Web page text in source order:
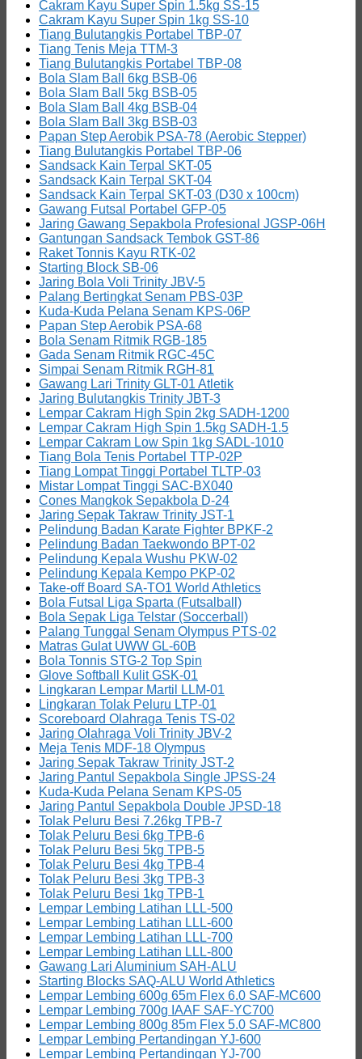
Cakram Kayu Super Spin 1.5kg SS-15
Cakram Kayu Super Spin 1kg SS-10
Tiang Bulutangkis Portabel TBP-07
Tiang Tenis Meja TTM-3
Tiang Bulutangkis Portabel TBP-08
Bola Slam Ball 6kg BSB-06
Bola Slam Ball 5kg BSB-05
Bola Slam Ball 4kg BSB-04
Bola Slam Ball 3kg BSB-03
Papan Step Aerobik PSA-78 (Aerobic Stepper)
Tiang Bulutangkis Portabel TBP-06
Sandsack Kain Terpal SKT-05
Sandsack Kain Terpal SKT-04
Sandsack Kain Terpal SKT-03 (D30 x 100cm)
Gawang Futsal Portabel GFP-05
Jaring Gawang Sepakbola Profesional JGSP-06H
Gantungan Sandsack Tembok GST-86
Raket Tonnis Kayu RTK-02
Starting Block SB-06
Jaring Bola Voli Trinity JBV-5
Palang Bertingkat Senam PBS-03P
Kuda-Kuda Pelana Senam KPS-06P
Papan Step Aerobik PSA-68
Bola Senam Ritmik RGB-185
Gada Senam Ritmik RGC-45C
Simpai Senam Ritmik RGH-81
Gawang Lari Trinity GLT-01 Atletik
Jaring Bulutangkis Trinity JBT-3
Lempar Cakram High Spin 2kg SADH-1200
Lempar Cakram High Spin 1.5kg SADH-1.5
Lempar Cakram Low Spin 1kg SADL-1010
Tiang Bola Tenis Portabel TTP-02P
Tiang Lompat Tinggi Portabel TLTP-03
Mistar Lompat Tinggi SAC-BX040
Cones Mangkok Sepakbola D-24
Jaring Sepak Takraw Trinity JST-1
Pelindung Badan Karate Fighter BPKF-2
Pelindung Badan Taekwondo BPT-02
Pelindung Kepala Wushu PKW-02
Pelindung Kepala Kempo PKP-02
Take-off Board SA-TO1 World Athletics
Bola Futsal Liga Sparta (Futsalball)
Bola Sepak Liga Telstar (Soccerball)
Palang Tunggal Senam Olympus PTS-02
Matras Gulat UWW GL-60B
Bola Tonnis STG-2 Top Spin
Glove Softball Kulit GSK-01
Lingkaran Lempar Martil LLM-01
Lingkaran Tolak Peluru LTP-01
Scoreboard Olahraga Tenis TS-02
Jaring Olahraga Voli Trinity JBV-2
Meja Tenis MDF-18 Olympus
Jaring Sepak Takraw Trinity JST-2
Jaring Pantul Sepakbola Single JPSS-24
Kuda-Kuda Pelana Senam KPS-05
Jaring Pantul Sepakbola Double JPSD-18
Tolak Peluru Besi 7.26kg TPB-7
Tolak Peluru Besi 6kg TPB-6
Tolak Peluru Besi 5kg TPB-5
Tolak Peluru Besi 4kg TPB-4
Tolak Peluru Besi 3kg TPB-3
Tolak Peluru Besi 1kg TPB-1
Lempar Lembing Latihan LLL-500
Lempar Lembing Latihan LLL-600
Lempar Lembing Latihan LLL-700
Lempar Lembing Latihan LLL-800
Gawang Lari Aluminium SAH-ALU
Starting Blocks SAQ-ALU World Athletics
Lempar Lembing 600g 65m Flex 6.0 SAF-MC600
Lempar Lembing 700g IAAF SAF-YC700
Lempar Lembing 800g 85m Flex 5.0 SAF-MC800
Lempar Lembing Pertandingan YJ-600
Lempar Lembing Pertandingan YJ-700